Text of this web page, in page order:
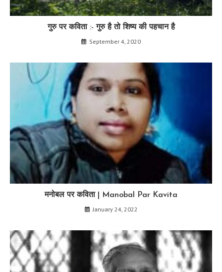
गुरु पर कविता :- गुरु है तो शिष्य की पहचान है
September 4, 2020
मनोबल पर कविता | Manobal Par Kavita
January 24, 2022